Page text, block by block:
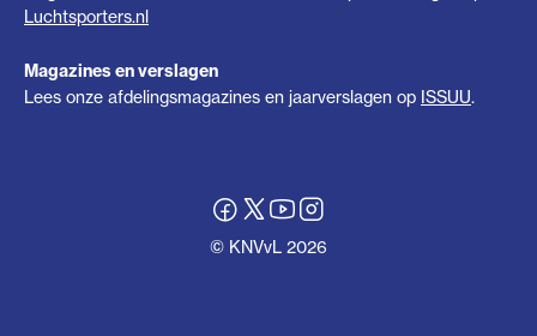
Luchtsporters.nl
Magazines en verslagen
Lees onze afdelingsmagazines en jaarverslagen op ISSUU.
© KNVvL 2026